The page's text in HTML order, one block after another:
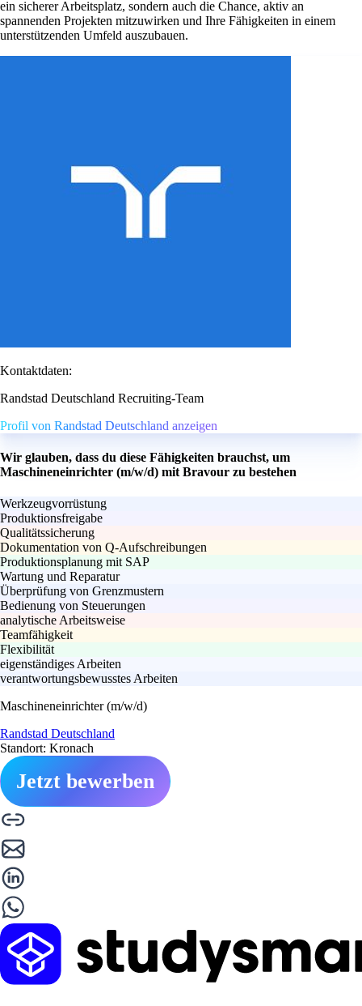
ein sicherer Arbeitsplatz, sondern auch die Chance, aktiv an
spannenden Projekten mitzuwirken und Ihre Fähigkeiten in einem
unterstützenden Umfeld auszubauen.
Kontaktdaten:
Randstad Deutschland Recruiting-Team
Profil von Randstad Deutschland anzeigen
Wir glauben, dass du diese Fähigkeiten brauchst, um
Maschineneinrichter (m/w/d) mit Bravour zu bestehen
Werkzeugvorrüstung
Produktionsfreigabe
Qualitätssicherung
Dokumentation von Q-Aufschreibungen
Produktionsplanung mit SAP
Wartung und Reparatur
Überprüfung von Grenzmustern
Bedienung von Steuerungen
analytische Arbeitsweise
Teamfähigkeit
Flexibilität
eigenständiges Arbeiten
verantwortungsbewusstes Arbeiten
Maschineneinrichter (m/w/d)
Randstad Deutschland
Standort: Kronach
Jetzt bewerben